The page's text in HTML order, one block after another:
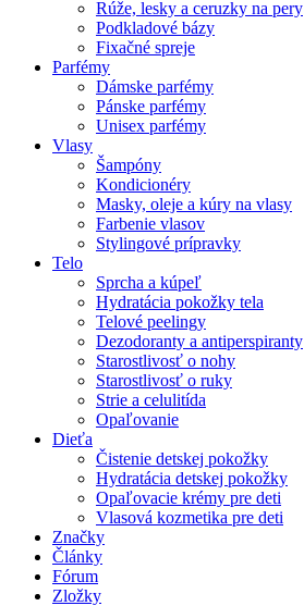
Rúže, lesky a ceruzky na pery
Podkladové bázy
Fixačné spreje
Parfémy
Dámske parfémy
Pánske parfémy
Unisex parfémy
Vlasy
Šampóny
Kondicionéry
Masky, oleje a kúry na vlasy
Farbenie vlasov
Stylingové prípravky
Telo
Sprcha a kúpeľ
Hydratácia pokožky tela
Telové peelingy
Dezodoranty a antiperspiranty
Starostlivosť o nohy
Starostlivosť o ruky
Strie a celulitída
Opaľovanie
Dieťa
Čistenie detskej pokožky
Hydratácia detskej pokožky
Opaľovacie krémy pre deti
Vlasová kozmetika pre deti
Značky
Články
Fórum
Zložky